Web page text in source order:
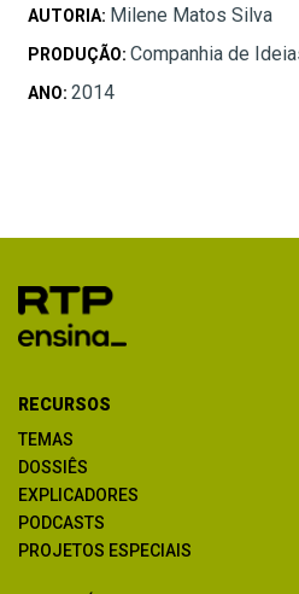
AUTORIA: Milene Matos Silva
PRODUÇÃO: Companhia de
ANO: 2014
RECURSOS
TEMAS
DOSSIÊS
EXPLICADORES
PODCASTS
PROJETOS ESPECIAIS